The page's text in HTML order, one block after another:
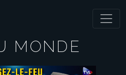
cookies
MONDE